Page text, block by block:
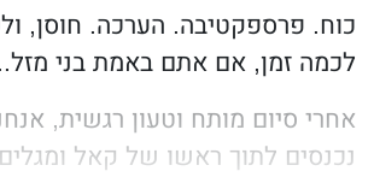
כוח. פרספקטיבה. הערכה. חוסן,
לכמה זמן, אם אתם באמת בני
אחרי סיום מותח וטעון רגשית,
נכנסים לתוך ראשו של קאל